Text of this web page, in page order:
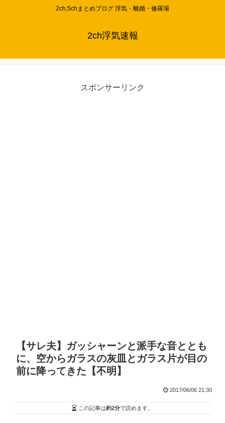
2ch,5chまとめブログ 浮気・離婚・修羅場
2ch浮気速報
スポンサーリンク
【サレ夫】ガッシャーンと派手な音ととも
に、空からガラスの灰皿とガラス片が目の
前に降ってきた【不明】
2017/06/06 21:30
この記事は約2分で読めます。